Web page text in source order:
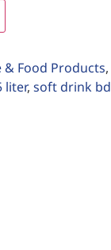
Food Products,
liter, soft drink bd